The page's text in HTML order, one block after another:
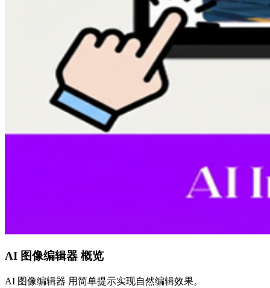
AI 图像编辑器 概览
AI 图像编辑器 用简单提示实现自然编辑效果。